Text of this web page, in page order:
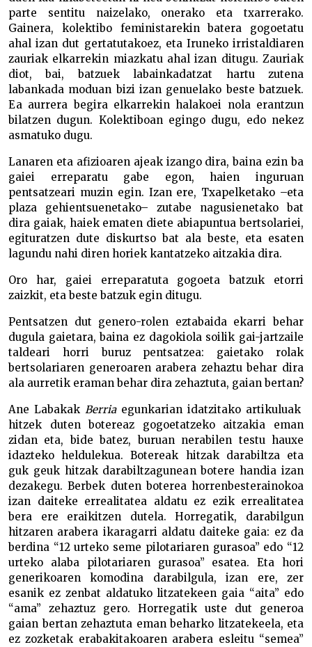
parte sentitu naizelako, onerako eta txarrerako.
Gainera, kolektibo feministarekin batera gogoetatu
ahal izan dut gertatutakoez, eta Iruneko irristaldiaren
zauriak elkarrekin miazkatu ahal izan ditugu. Zauriak
diot, bai, batzuek labainkadatzat hartu zutena
labankada moduan bizi izan genuelako beste batzuek.
Ea aurrera begira elkarrekin halakoei nola erantzun
bilatzen dugun. Kolektiboan egingo dugu, edo nekez
asmatuko dugu.
Lanaren eta afizioaren ajeak izango dira, baina ezin ba
gaiei erreparatu gabe egon, haien inguruan
pentsatzeari muzin egin. Izan ere, Txapelketako –eta
plaza gehientsuenetako– zutabe nagusienetako bat
dira gaiak, haiek ematen diete abiapuntua bertsolariei,
egituratzen dute diskurtso bat ala beste, eta esaten
lagundu nahi diren horiek kantatzeko aitzakia dira.
Oro har, gaiei erreparatuta gogoeta batzuk etorri
zaizkit, eta beste batzuk egin ditugu.
Pentsatzen dut genero-rolen eztabaida ekarri behar
dugula gaietara, baina ez dagokiola soilik gai-jartzaile
taldeari horri buruz pentsatzea: gaietako rolak
bertsolariaren generoaren arabera zehaztu behar dira
ala aurretik eraman behar dira zehaztuta, gaian bertan?
Ane Labakak Berriaegunkarian idatzitako artikuluak
hitzek duten botereaz gogoetatzeko aitzakia eman
zidan eta, bide batez, buruan nerabilen testu hauxe
idazteko heldulekua. Botereak hitzak darabiltza eta
guk geuk hitzak darabiltzagunean botere handia izan
dezakegu. Berbek duten boterea horrenbesterainokoa
izan daiteke errealitatea aldatu ez ezik errealitatea
bera ere eraikitzen dutela. Horregatik, darabilgun
hitzaren arabera ikaragarri aldatu daiteke gaia: ez da
berdina “12 urteko seme pilotariaren gurasoa” edo “12
urteko alaba pilotariaren gurasoa” esatea. Eta hori
generikoaren komodina darabilgula, izan ere, zer
esanik ez zenbat aldatuko litzatekeen gaia “aita” edo
“ama” zehaztuz gero. Horregatik uste dut generoa
gaian bertan zehaztuta eman beharko litzatekeela, eta
ez zozketak erabakitakoaren arabera esleitu “semea”